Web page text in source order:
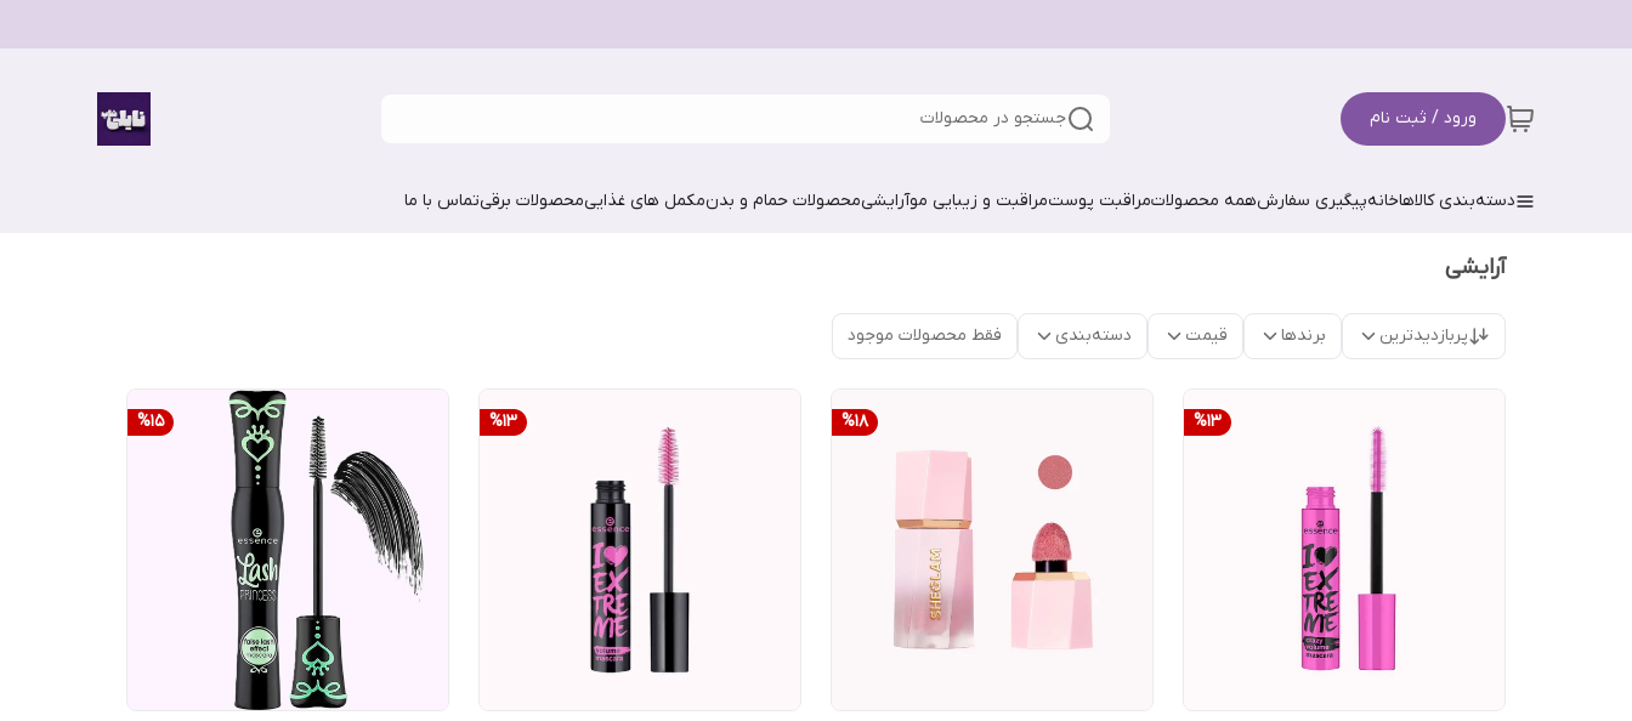
ورود / ثبت نام جستجو در محصولات
دسته‌بندی کالاهاخانهپیگیری سفارشهمه محصولاتمراقبت پوستمراقبت و زیبایی موآرایشیمحصولات حمام و بدنمکمل های غذاییمحصولات برقیتماس با ما
آرایشی
پربازدیدترین برندها قیمت دسته‌بندی فقط محصولات موجود
%13
%18
%13
%15